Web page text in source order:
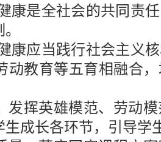
康是全社会的共同责
康应当践行社会主义
动教育等五育相融合
发挥英雄模范、劳动
成长各环节，引导学